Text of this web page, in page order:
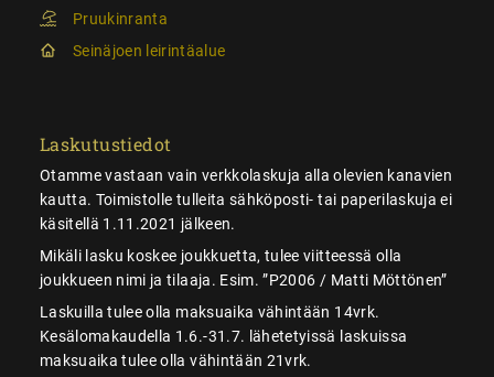
Pruukinranta
Seinäjoen leirintäalue
Laskutustiedot
Otamme vastaan vain verkkolaskuja alla olevien kanavien
kautta. Toimistolle tulleita sähköposti- tai paperilaskuja ei
käsitellä 1.11.2021 jälkeen.
Mikäli lasku koskee joukkuetta, tulee viitteessä olla
joukkueen nimi ja tilaaja. Esim. ”P2006 / Matti Möttönen”
Laskuilla tulee olla maksuaika vähintään 14vrk.
Kesälomakaudella 1.6.-31.7. lähetetyissä laskuissa
maksuaika tulee olla vähintään 21vrk.